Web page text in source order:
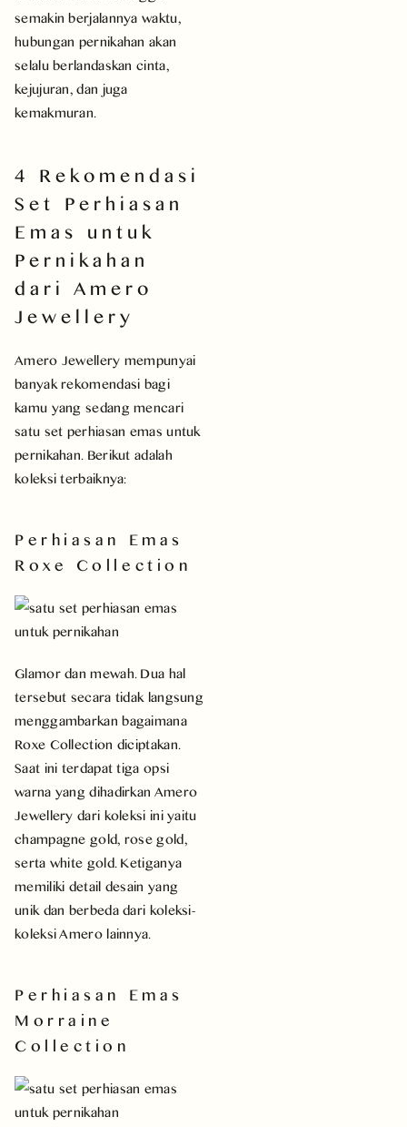
semakin berjalannya waktu,
hubungan pernikahan akan
selalu berlandaskan cinta,
kejujuran, dan juga
kemakmuran.
4 Rekomendasi
Set Perhiasan
Emas untuk
Pernikahan
dari Amero
Jewellery
Amero Jewellery mempunyai
banyak rekomendasi bagi
kamu yang sedang mencari
satu set perhiasan emas untuk
pernikahan. Berikut adalah
koleksi terbaiknya:
Perhiasan Emas
Roxe Collection
Glamor dan mewah. Dua hal
tersebut secara tidak langsung
menggambarkan bagaimana
Roxe Collection diciptakan.
Saat ini terdapat tiga opsi
warna yang dihadirkan Amero
Jewellery dari koleksi ini yaitu
champagne gold, rose gold,
serta white gold. Ketiganya
memiliki detail desain yang
unik dan berbeda dari koleksi-
koleksi Amero lainnya.
Perhiasan Emas
Morraine
Collection